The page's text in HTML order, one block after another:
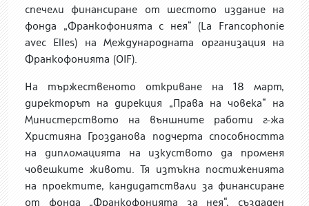
спечели финансиране от шестото издание на
фонда „Франкофонията с нея“ (La Francophonie
avec Elles) на Международната организация на
Франкофонията (OIF).
На тържественото откриване на 18 март,
директорът на дирекция „Права на човека“ на
Министерството на външните работи г-жа
Християна Грозданова подчерта способността
на дипломацията на изкуството да променя
човешките животи. Тя изтъкна постиженията
на проектите, кандидатствали за финансиране
от фонда „Франкофонията за нея“, създаден